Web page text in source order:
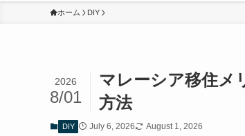
ホーム DIY
マレーシア移住メ
方法
2026
8/01
DIY July 6, 2026 August 1, 2026